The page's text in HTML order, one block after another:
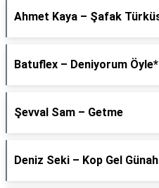
Ahmet Kaya – Şafak
Batuflex – Deniyorum Öyle*
Şevval Sam – Getme
Deniz Seki – Kop Gel